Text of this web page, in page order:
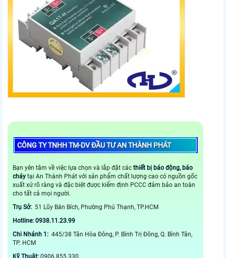
CÔNG TY TNHH TM-DV ĐẦU TƯ AN THÀNH PHÁT
Bạn yên tâm về việc lựa chọn và lắp đặt các thiết bị báo động, báo
cháy tại An Thành Phát với sản phẩm chất lượng cao có nguồn gốc
xuất xứ rõ ràng và đặc biệt được kiểm định PCCC đảm bảo an toàn
cho tất cả mọi người.
Trụ Sở: 51 Lũy Bán Bích, Phường Phú Thạnh, TP.HCM
Hotline: 0938.11.23.99
Chi Nhánh 1: 445/38 Tân Hòa Đông, P. Bình Trị Đông, Q. Bình Tân,
TP. HCM
Kỹ Thuật: 0906.855.330